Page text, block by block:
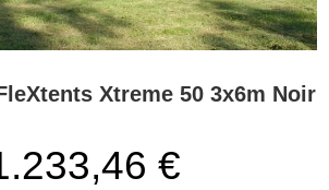
Xtreme 50 3x6m Noir
€